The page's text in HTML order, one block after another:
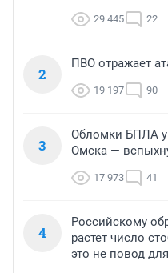
29 445 22
2
ПВО отражает
19 197 90
3
Обломки БПЛА
Омска —
17 973 41
4
Российскому
растет число
это не повод